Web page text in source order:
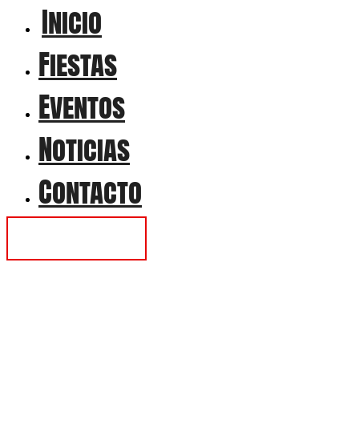
Inicio
Fiestas
Eventos
Noticias
Contacto